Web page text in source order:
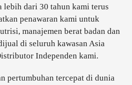
lebih dari 30 tahun kami terus
penawaran kami untuk
manajemen berat badan dan
di seluruh kawasan Asia
Independen kami.
pertumbuhan tercepat di dunia